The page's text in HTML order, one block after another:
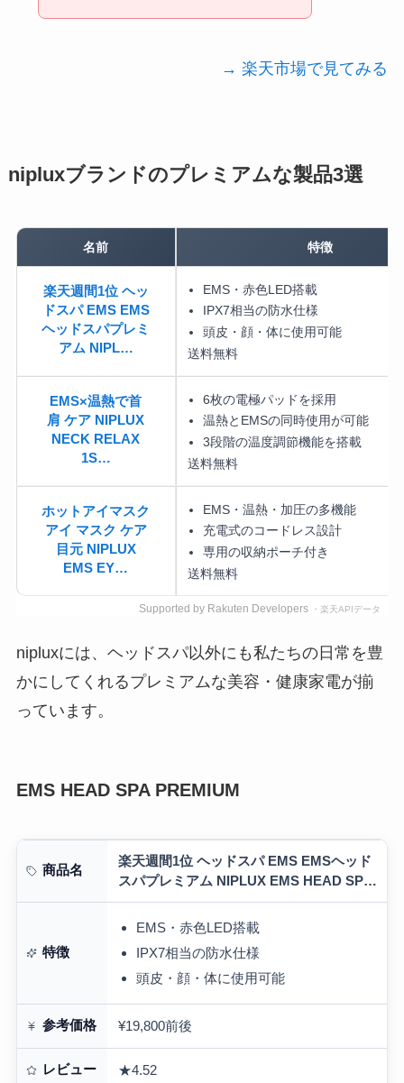
→ 楽天市場で見てみる
nipluxブランドのプレミアムな製品3選
名前 特徴
楽天週間1位 ヘッ
ドスパ EMS EMS
ヘッドスパプレミ
アム NIPL…
EMS・赤色LED搭載
IPX7相当の防水仕様
頭皮・顔・体に使用可能
送料無料
EMS×温熱で首
肩 ケア NIPLUX
NECK RELAX
1S…
6枚の電極パッドを採用
温熱とEMSの同時使用が可能
3段階の温度調節機能を搭載
送料無料
ホットアイマスク
アイ マスク ケア
目元 NIPLUX
EMS EY…
EMS・温熱・加圧の多機能
充電式のコードレス設計
専用の収納ポーチ付き
送料無料
Supported by Rakuten Developers ・楽天APIデータ
nipluxには、ヘッドスパ以外にも私たちの日常を豊
かにしてくれるプレミアムな美容・健康家電が揃
っています。
EMS HEAD SPA PREMIUM
商品名
楽天週間1位 ヘッドスパ EMS EMSヘッド
スパプレミアム NIPLUX EMS HEAD SPA
PREMIUM 頭皮マッサージ ヘッドマッサ
ージ ヘッドマ…
特徴
EMS・赤色LED搭載
IPX7相当の防水仕様
頭皮・顔・体に使用可能
参考価格 ¥19,800前後
レビュー ★4.52